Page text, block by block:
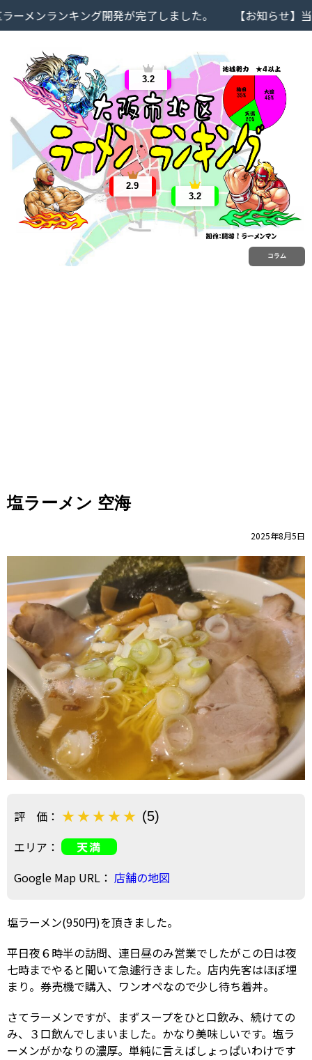
ンランキング開発が完了しました。 【お知らせ】当サ
3.2
3.2
2.9
コラム
塩ラーメン 空海
2025年8月5日
評 価： (5)
エリア：
天満
Google Map URL： 店舗の地図
塩ラーメン(950円)を頂きました。
平日夜６時半の訪問、連日昼のみ営業でしたがこの日は夜
七時までやると聞いて急遽行きました。店内先客はほぼ埋
まり。券売機で購入、ワンオペなので少し待ち着丼。
さてラーメンですが、まずスープをひと口飲み、続けての
み、３口飲んでしまいました。かなり美味しいです。塩ラ
ーメンがかなりの濃厚。単純に言えばしょっぱいわけです